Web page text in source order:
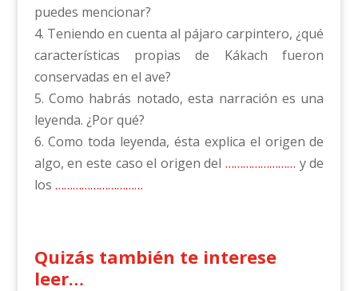
puedes mencionar?
4. Teniendo en cuenta al pájaro carpintero, ¿qué
características propias de Kákach fueron
conservadas en el ave?
5. Como habrás notado, esta narración es una
leyenda. ¿Por qué?
6. Como toda leyenda, ésta explica el origen de
algo, en este caso el origen del…………………… y de
los …………………………
Quizás también te interese
leer…